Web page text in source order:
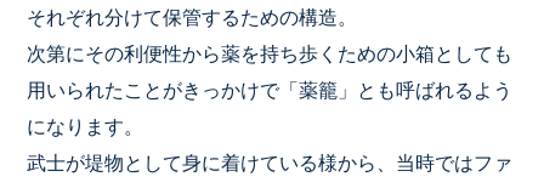
それぞれ分けて保管するための構造。
次第にその利便性から薬を持ち歩くための小箱としても
用いられたことがきっかけで「薬籠」とも呼ばれるよう
になります。
武士が堤物として身に着けている様から、当時ではファ